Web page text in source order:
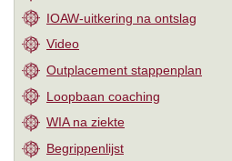
IOAW-uitkering na ontslag
Video
Outplacement stappenplan
Loopbaan coaching
WIA na ziekte
Begrippenlijst